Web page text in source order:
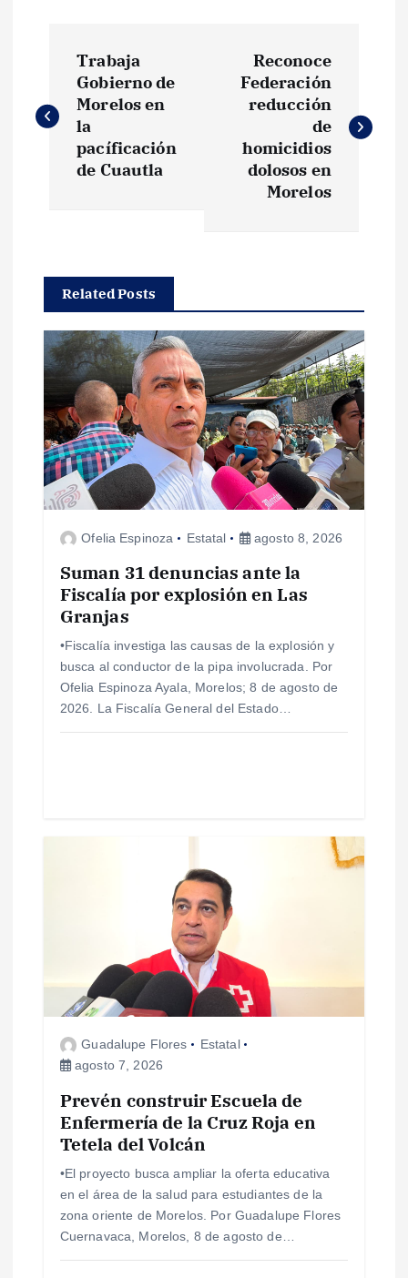
v
a
c
ó
n
d
a
Trabaja
Gobierno de
Morelos en
la
pacíficación
de Cuautla
Reconoce
Federación
reducción
de
homicidios
dolosos en
Morelos
Related Posts
Ofelia Espinoza Estatal agosto 8, 2026
Suman 31 denuncias ante la
Fiscalía por explosión en Las
Granjas
•Fiscalía investiga las causas de la explosión y
busca al conductor de la pipa involucrada. Por
Ofelia Espinoza Ayala, Morelos; 8 de agosto de
2026. La Fiscalía General del Estado…
Guadalupe Flores
Estatal
agosto 7, 2026
Prevén construir Escuela de
Enfermería de la Cruz Roja en
Tetela del Volcán
•El proyecto busca ampliar la oferta educativa
en el área de la salud para estudiantes de la
zona oriente de Morelos. Por Guadalupe Flores
Cuernavaca, Morelos, 8 de agosto de…